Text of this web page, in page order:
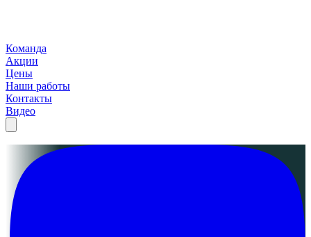
Команда
Акции
Цены
Наши работы
Контакты
Видео